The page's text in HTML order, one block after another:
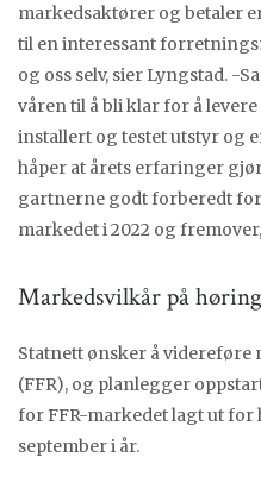
markedsaktører og betaler
til en interessant
og oss selv, sier Lyngstad. -
våren til å bli klar for å
installert og testet utstyr og
håper at årets erfaringer
gartnerne godt forberedt for
markedet i 2022 og
Markedsvilkår på høring
Statnett ønsker å
(FFR), og planlegger
for FFR-markedet lagt ut
september i år.